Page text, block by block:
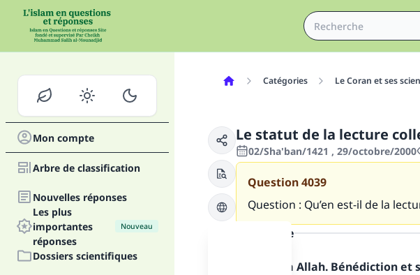
Mon compte
Arbre de classification
Nouvelles réponses
Les plus
importantes
réponses
Nouveau
Dossiers scientifiques
Catégories Le Coran et ses
Le statut de la lecture
02/Sha'ban/1421 , 29/octobre/2000
Question4039
Question : Qu’en est-il de la
la réponse
Louange à Allah. Bénédiction